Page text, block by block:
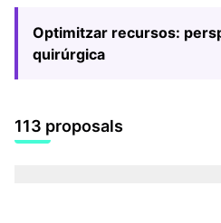
Optimitzar recursos:
quirúrgica
113 proposals